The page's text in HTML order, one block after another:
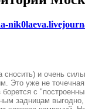
и очень
уже не
борется с
задницам